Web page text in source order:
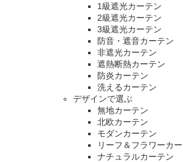
1級遮光カーテン
2級遮光カーテン
3級遮光カーテン
防音・遮音カーテン
非遮光カーテン
遮熱断熱カーテン
防炎カーテン
洗えるカーテン
デザインで選ぶ
無地カーテン
北欧カーテン
モダンカーテン
リーフ＆フラワーカ
ナチュラルカーテン